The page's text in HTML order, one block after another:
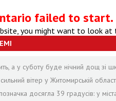
failed to start.
you might want to look at
а у суботу буде нічний дощ зі
вітер у Житомирській
досягла 39 градусів: у